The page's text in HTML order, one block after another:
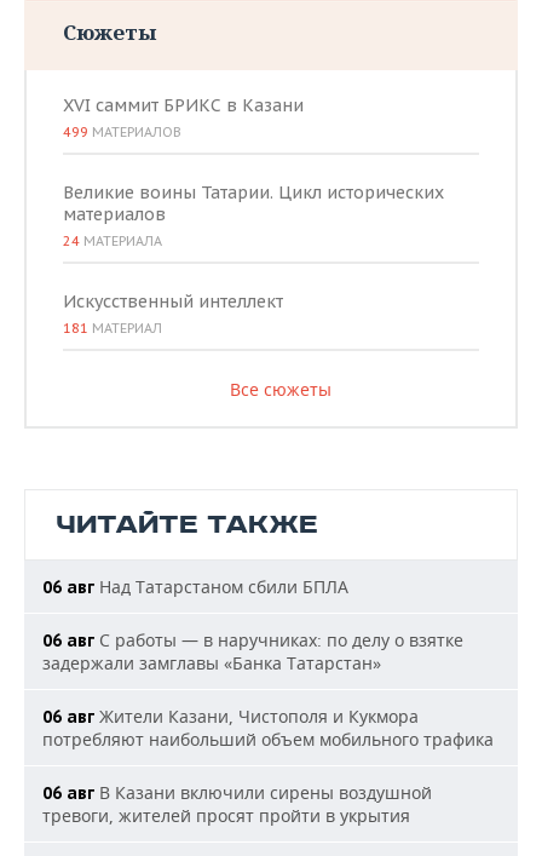
Сюжеты
XVI саммит БРИКС в Казани
499 МАТЕРИАЛОВ
Великие воины Татарии. Цикл исторических
материалов
24 МАТЕРИАЛА
Искусственный интеллект
181 МАТЕРИАЛ
Все сюжеты
ЧИТАЙТЕ ТАКЖЕ
06 авг Над Татарстаном сбили БПЛА
06 авг С работы — в наручниках: по делу о взятке
задержали замглавы «Банка Татарстан»
06 авг Жители Казани, Чистополя и Кукмора
потребляют наибольший объем мобильного трафика
06 авг В Казани включили сирены воздушной
тревоги, жителей просят пройти в укрытия